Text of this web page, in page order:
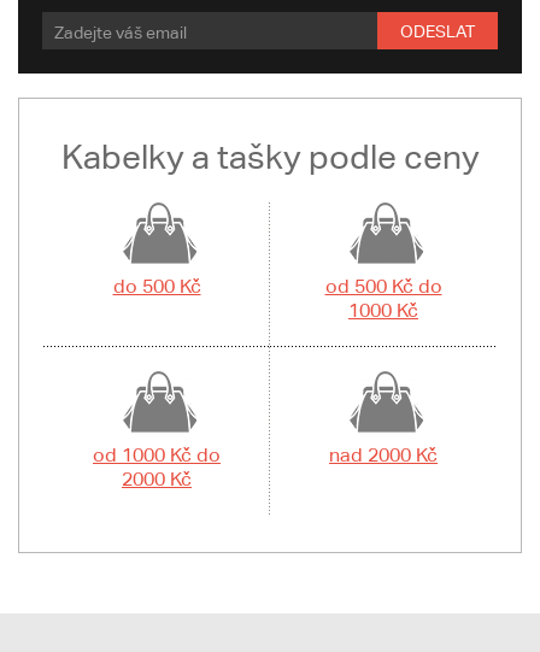
ODESLAT
Kabelky a tašky podle ceny
do 500 Kč
od 500 Kč do
1000 Kč
od 1000 Kč do
2000 Kč
nad 2000 Kč